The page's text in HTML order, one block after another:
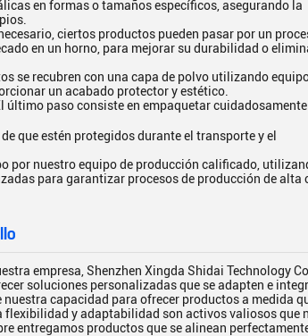
en formas o tamaños específicos, asegurando la
ciertos productos pueden pasar por un
en un horno, para mejorar su durabilidad o
se recubren con una capa de polvo utilizando
un acabado protector y estético.
último paso consiste en empaquetar
que estén protegidos durante el transporte y el
por nuestro equipo de producción calificado,
para garantizar procesos de producción de alta
empresa, Shenzhen Xingda Shidai Technology
soluciones personalizadas que se adapten e
capacidad para ofrecer productos a medida
y adaptabilidad son activos valiosos que
entregamos productos que se alinean